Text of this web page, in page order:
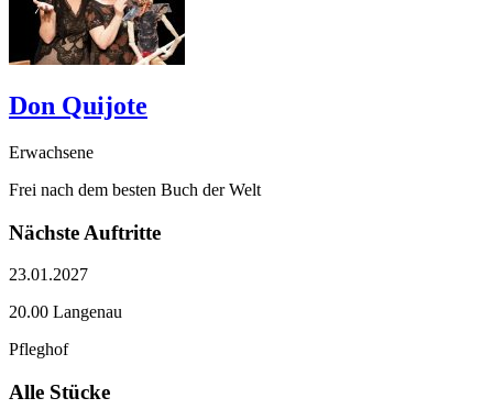
Don Quijote
Erwachsene
Frei nach dem besten Buch der Welt
Nächste Auftritte
23.01.2027
20.00 Langenau
Pfleghof
Alle Stücke